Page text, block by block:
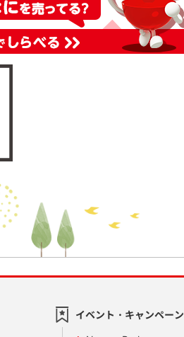
イベント・キャンペーン